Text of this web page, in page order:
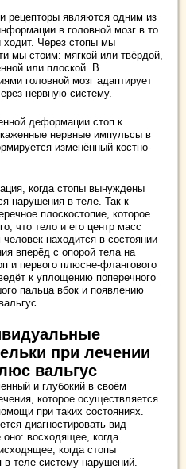
рецепторы являются одним из
в головной мозг в то
ходит. Через стопы мы
мы стоим: мягкой или твёрдой,
или плоской. В
головной мозг адаптирует
нервную систему.
деформации стоп к
нервные импульсы в
изменённый костно-
когда стопы вынуждены
нарушения в теле. Так к
плоскостопие, которое
что тело и его центр масс
находится в состоянии
вперёд с опорой тела на
и первого плюсне-флангового
к уплощению поперечного
пальца вбок и появлению
при лечении
вальгус
и глубокий в своём
которое осуществляется
при таких состояниях.
диагностировать вид
оно: восходящее, когда
когда стопы
теле систему нарушений.